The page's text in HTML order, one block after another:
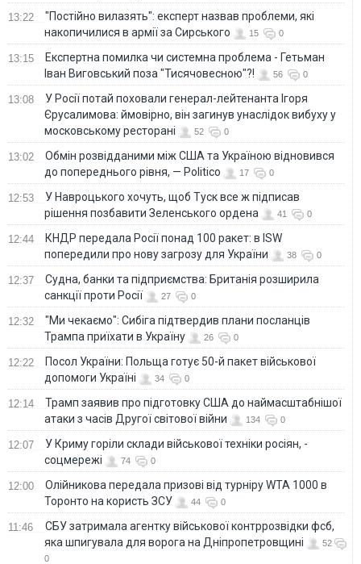
13:22
"Постійно вилазять": експерт назвав проблеми, які
накопичилися в армії за Сирського
15 0
13:15
Eкспертна помилка чи системна проблема - Гетьман
Іван Виговський поза "Тисячовесною"?!
56 0
13:08
У Росії потай поховали генерал-лейтенанта Ігоря
Єрусалимова: ймовірно, він загинув унаслідок вибуху у
московському ресторані
52 0
13:02
Обмін розвідданими між США та Україною відновився
до попереднього рівня, — Politico
17 0
12:53
У Навроцького хочуть, щоб Туск все ж підписав
рішення позбавити Зеленського ордена
41 0
12:44
КНДР передала Росії понад 100 ракет: в ISW
попередили про нову загрозу для України
38 0
12:37
Судна, банки та підприємства: Британія розширила
санкції проти Росії
27 0
12:32
"Ми чекаємо": Сибіга підтвердив плани посланців
Трампа приїхати в Україну
26 0
12:22
Посол України: Польща готує 50-й пакет військової
допомоги Україні
34 0
12:14
Трамп заявив про підготовку США до наймасштабнішої
атаки з часів Другої світової війни
134 0
12:07
У Криму горіли склади військової техніки росіян, -
соцмережі
74 0
12:00
Олійникова передала призові від турніру WTA 1000 в
Торонто на користь ЗСУ
44 0
11:46
СБУ затримала агентку військової контррозвідки фсб,
яка шпигувала для ворога на Дніпропетровщині
52
0